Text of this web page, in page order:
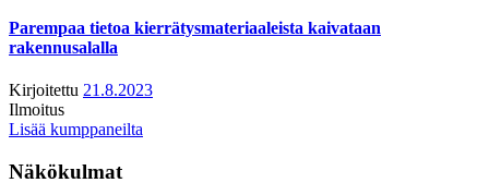
Parempaa tietoa kierrätysmateriaaleista kaivataan
rakennusalalla
Kirjoitettu 21.8.2023
Ilmoitus
Lisää kumppaneilta
Näkökulmat